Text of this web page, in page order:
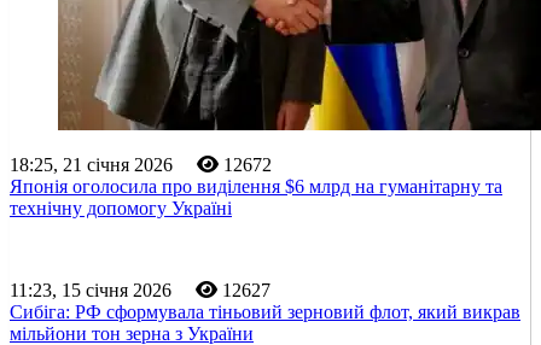
18:25, 21 січня 2026
12672
Японія оголосила про виділення $6 млрд на гуманітарну та
технічну допомогу Україні
11:23, 15 січня 2026
12627
Сибіга: РФ сформувала тіньовий зерновий флот, який викрав
мільйони тон зерна з України